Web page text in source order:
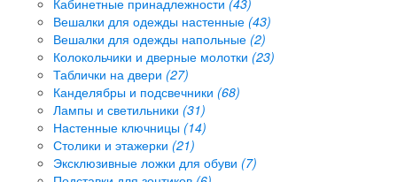
Вешалки для одежды настенные (43)
Вешалки для одежды напольные (2)
Колокольчики и дверные молотки (23)
Таблички на двери (27)
Канделябры и подсвечники (68)
Лампы и светильники (31)
Настенные ключницы (14)
Столики и этажерки (21)
Эксклюзивные ложки для обуви (7)